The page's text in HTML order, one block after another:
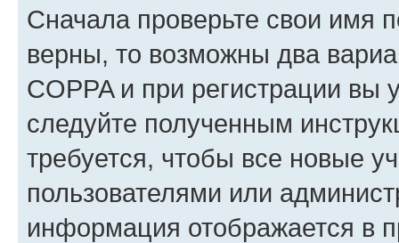
Сначала проверьте свои имя
верны, то возможны два
COPPA и при регистрации вы
следуйте полученным
требуется, чтобы все новые
пользователями или
информация отображается в